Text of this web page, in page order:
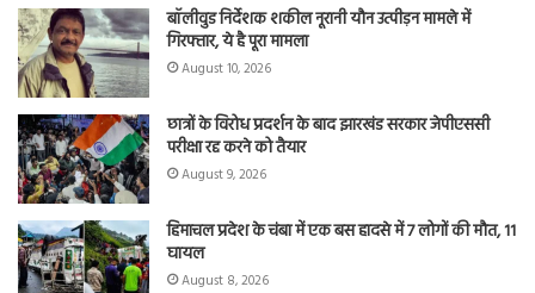
बॉलीवुड निर्देशक शकील नूरानी यौन उत्पीड़न मामले में
गिरफ्तार, ये है पूरा मामला
August 10, 2026
छात्रों के विरोध प्रदर्शन के बाद झारखंड सरकार जेपीएससी
परीक्षा रद्द करने को तैयार
August 9, 2026
हिमाचल प्रदेश के चंबा में एक बस हादसे में 7 लोगों की मौत, 11
घायल
August 8, 2026